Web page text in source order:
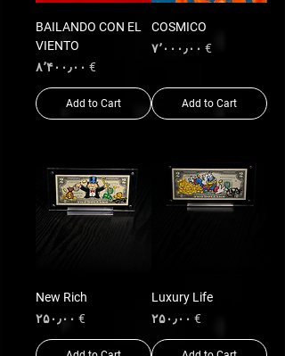
COSMICO
Price
€ ۷٬۰۰۰٫۰۰
Add to Cart
BAILANDO CON EL
VIENTO
Price
€ ۸٬۴۰۰٫۰۰
Add to Cart
Luxury Life
Price
€ ۲۵۰٫۰۰
New Rich
Price
€ ۲۵۰٫۰۰